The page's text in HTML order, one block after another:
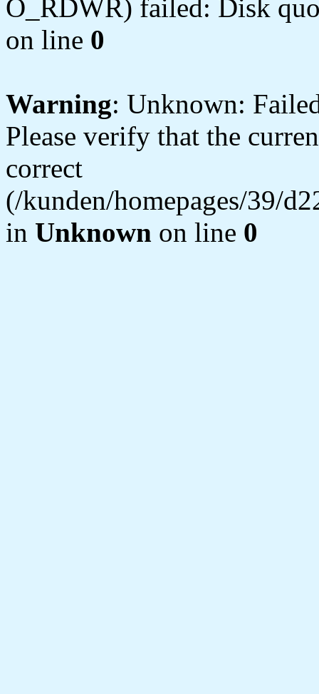
O_RDWR) failed: Disk
on line 0
Warning: Unknown:
Please verify that the
correct
(/kunden/homepages/39/
in Unknown on line 0